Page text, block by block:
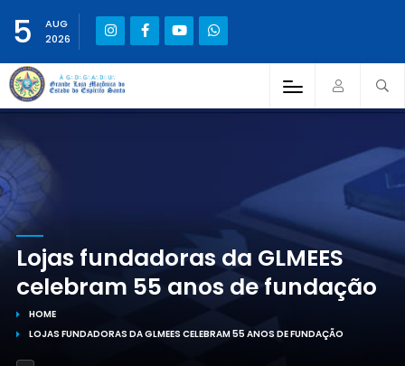
5
AUG
2026
Lojas fundadoras da GLMEES
celebram 55 anos de fundação
HOME
LOJAS FUNDADORAS DA GLMEES CELEBRAM 55 ANOS DE FUNDAÇÃO